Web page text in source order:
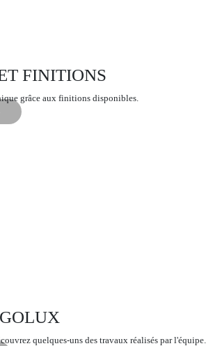
FINITIONS
grâce aux finitions disponibles.
quelques-uns des travaux réalisés par l'équipe.